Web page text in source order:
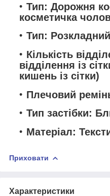
Тип: Дорожня
косметичка
Тип: Розкладний
Кількість
відділення із
кишень із сітки)
Плечовий
Тип застібки:
Матеріал:
Приховати
Характеристики